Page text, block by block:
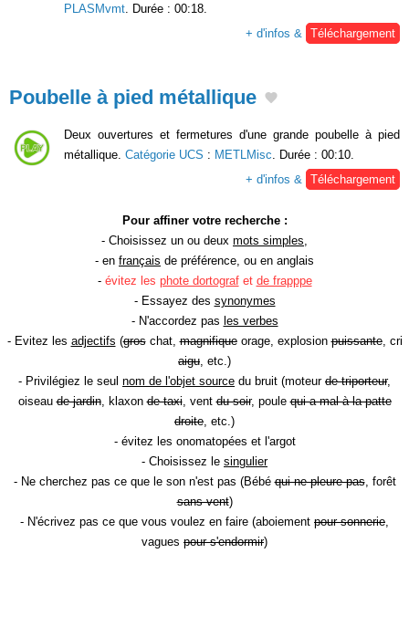
PLASMvmt . Durée : 00:18.
+ d'infos &
Téléchargement
Poubelle à pied métallique
Deux ouvertures et fermetures d'une grande poubelle à pied
métallique. Catégorie UCS : METLMisc . Durée : 00:10.
+ d'infos &
Téléchargement
Pour affiner votre recherche :
- Choisissez un ou deux mots simples
- en français de préférence, ou en anglais
- évitez les phote dortografet de frapppe
- Essayez des synonymes
- N'accordez pas les verbes
- Evitez les adjectifs (groschat,magnifiqueorage, explosionpuissante, cri
aigu , etc.)
- Privilégiez le seul nom de l'objet source du bruit (moteur de triporteur,
oiseaude jardin, klaxonde taxi, ventdu soir, poulequi a mal à la patte
droite , etc.)
- évitez les onomatopées et l'argot
- Choisissez le singulier
- Ne cherchez pas ce que le son n'est pas (Bébéqui ne pleure pas, forêt
sans vent)
- N'écrivez pas ce que vous voulez en faire (aboiement pour sonnerie
vagues pour s'endormir)